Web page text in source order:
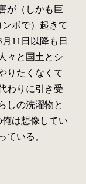
が（しかも巨
ボで）起きて
11日以降も日
々と国土とシ
りたくなくて
わりに引き受
しの洗濯物と
は想像してい
いる。